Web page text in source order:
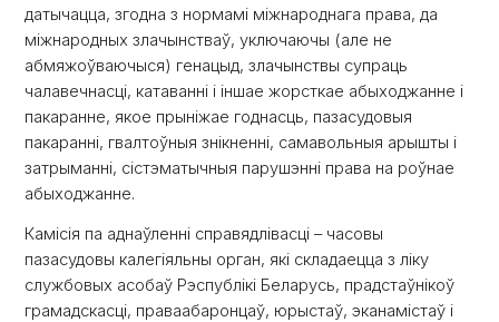
датычацца, згодна з нормамі міжнароднага права, да
міжнародных злачынстваў, уключаючы (але не
абмяжоўваючыся) генацыд, злачынствы супраць
чалавечнасці, катаванні і іншае жорсткае абыходжанне і
пакаранне, якое прыніжае годнасць, пазасудовыя
пакаранні, гвалтоўныя знікненні, самавольныя арышты і
затрыманні, сістэматычныя парушэнні права на роўнае
абыходжанне.
Камісія па аднаўленні справядлівасці – часовы
пазасудовы калегіяльны орган, які складаецца з ліку
службовых асобаў Рэспублікі Беларусь, прадстаўнікоў
грамадскасці, праваабаронцаў, юрыстаў, эканамістаў і